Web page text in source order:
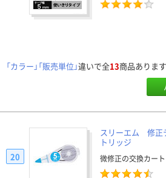
「カラー」「販売単位」違いで全13商品あります
スリーエム 修
トリッジ
微修正の交換カー
20